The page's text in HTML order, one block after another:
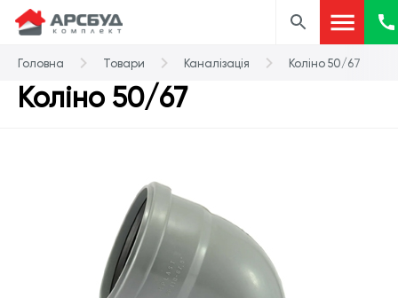
Головна Товари Каналізація Коліно 50/67
Коліно 50/67